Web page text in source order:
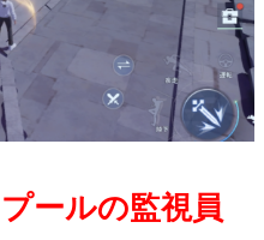
プールの監視員